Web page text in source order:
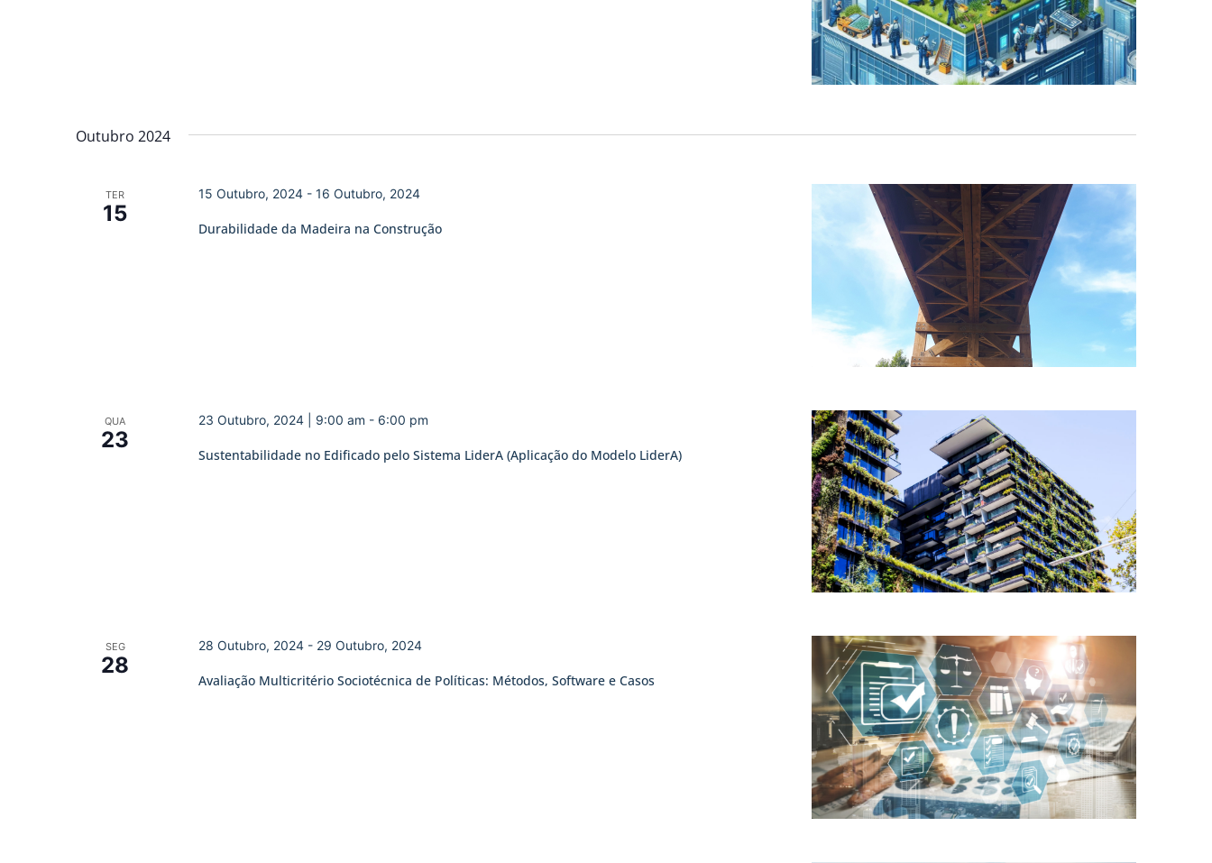
Outubro 2024
TER
15
Durabilidade da Madeira na Construção
15 Outubro, 2024- 16 Outubro, 2024
QUA
23
Sustentabilidade no Edificado pelo Sistema LiderA (Aplicação do Modelo LiderA)
23 Outubro, 2024 | 9:00 am - 6:00 pm
SEG
28
Avaliação Multicritério Sociotécnica de Políticas: Métodos, Software e Casos
28 Outubro, 2024- 29 Outubro, 2024